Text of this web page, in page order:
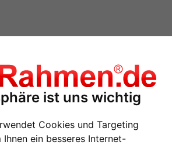
ist uns wichtig
Cookies und Targeting
Ihnen ein besseres Internet-